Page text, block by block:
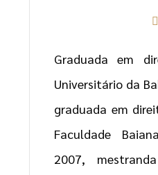
Graduada em
Universitário da
graduada em
Faculdade
2007,